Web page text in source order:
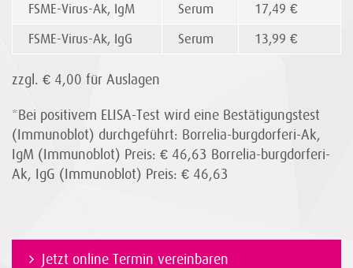
FSME-Virus-Ak, IgM Serum
17,49 €
FSME-Virus-Ak, IgG
Serum 13,99 €
zzgl. € 4,00 für Auslagen
*Bei positivem ELISA-Test wird eine Bestätigungstest
(Immunoblot) durchgeführt: Borrelia-burgdorferi-Ak,
IgM (Immunoblot) Preis: € 46,63 Borrelia-burgdorferi-
Ak, IgG (Immunoblot) Preis: € 46,63
Jetzt online Termin vereinbaren